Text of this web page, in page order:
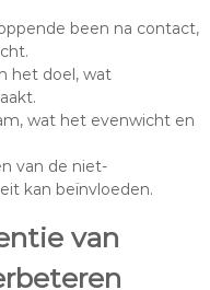
been na contact,
het doel, wat
wat het evenwicht en
van de niet-
kan beïnvloeden.
van